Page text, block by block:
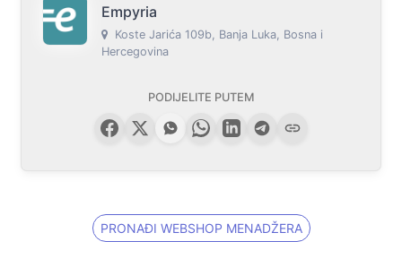
Empyria
Koste Jarića 109b, Banja Luka, Bosna i
Hercegovina
PODIJELITE PUTEM
PRONAĐI WEBSHOP MENADŽERA